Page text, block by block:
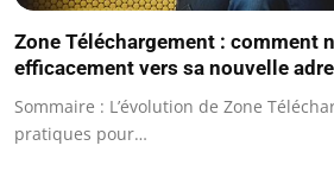
Zone Téléchargement : comment
efficacement vers sa nouvelle
Sommaire : L’évolution de Zone
pratiques pour…